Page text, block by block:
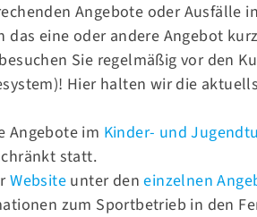
Angebote oder Ausfälle
das eine oder andere Angebot
Sie regelmäßig vor den
Hier halten wir die
Angebote im Kinder- und
statt.
Website unter deneinzelnen
zum Sportbetrieb in den